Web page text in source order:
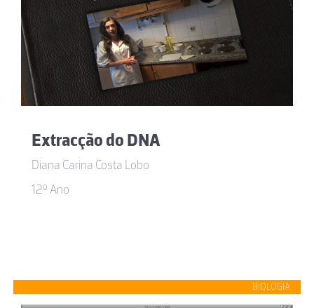
Extracção do DNA
Diana Carina Costa Lobo
12º Ano
BIOLOGIA